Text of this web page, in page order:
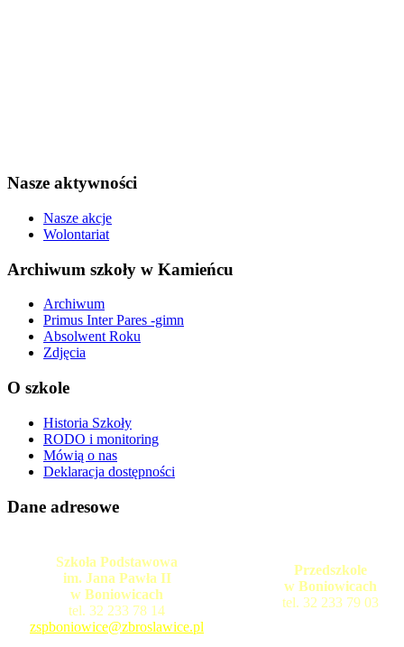
Nasze aktywności
Nasze akcje
Wolontariat
Archiwum szkoły w Kamieńcu
Archiwum
Primus Inter Pares -gimn
Absolwent Roku
Zdjęcia
O szkole
Historia Szkoły
RODO i monitoring
Mówią o nas
Deklaracja dostępności
Dane adresowe
Szkoła Podstawowa
im. Jana Pawła II
w Boniowicach
tel. 32 233 78 14
zspboniowice@zbroslawice.pl
Przedszkole
w Boniowicach
tel. 32 233 79 03